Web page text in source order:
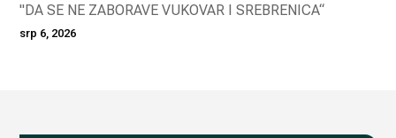
"DA SE NE ZABORAVE VUKOVAR I SREBRENICA“
srp 6, 2026